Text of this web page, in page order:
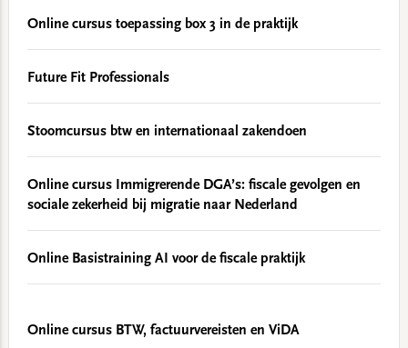
Online cursus toepassing box 3 in de praktijk
Future Fit Professionals
Stoomcursus btw en internationaal zakendoen
Online cursus Immigrerende DGA’s: fiscale gevolgen en
sociale zekerheid bij migratie naar Nederland
Online Basistraining AI voor de fiscale praktijk
Online cursus BTW, factuurvereisten en ViDA